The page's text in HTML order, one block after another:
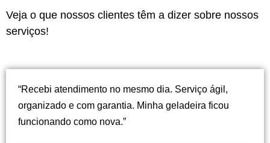
Veja o que nossos clientes têm a dizer sobre nossos
serviços!
“Recebi atendimento no mesmo dia. Serviço ágil,
organizado e com garantia. Minha geladeira ficou
funcionando como nova.”